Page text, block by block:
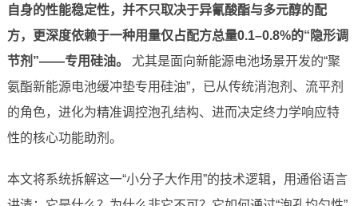
自身的性能稳定性，并不只取决于异氰酸酯与多元醇的配
方，更深度依赖于一种用量仅占配方总量0.1–0.8%的“隐形调
节剂”——专用硅油。
尤其是面向新能源电池场景开发的“聚
氨酯新能源电池缓冲垫专用硅油”，已从传统消泡剂、流平剂
的角色，进化为精准调控泡孔结构、进而决定终力学响应特
性的核心功能助剂。
本文将系统拆解这一“小分子大作用”的技术逻辑，用通俗语言